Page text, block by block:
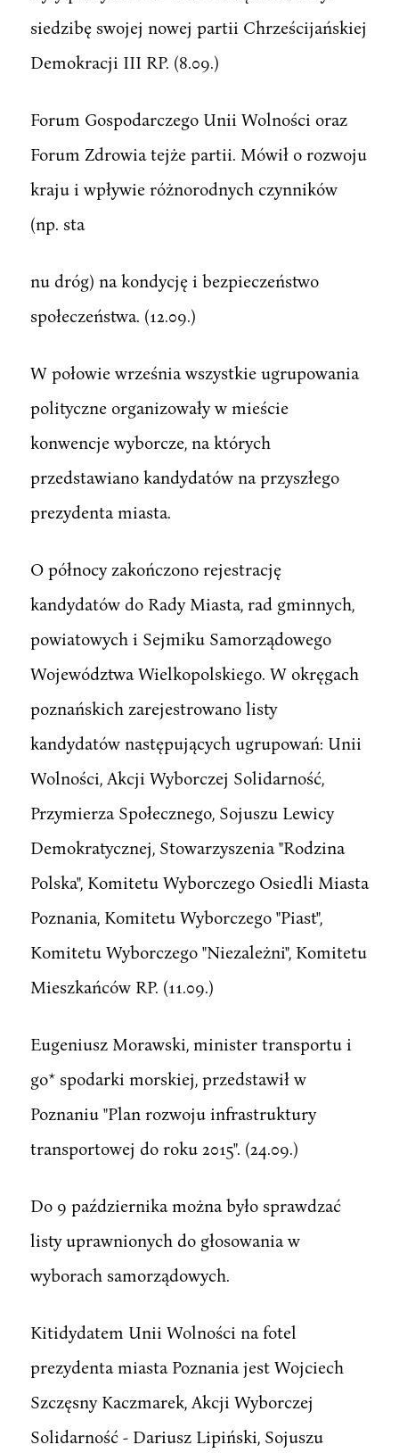
siedzibę swojej nowej partii Chrześcijańskiej
Demokracji III RP. (8.09.)
Forum Gospodarczego Unii Wolności oraz
Forum Zdrowia tejże partii. Mówił o rozwoju
kraju i wpływie różnorodnych czynników
(np. sta
nu dróg) na kondycję i bezpieczeństwo
społeczeństwa. (12.09.)
W połowie września wszystkie ugrupowania
polityczne organizowały w mieście
konwencje wyborcze, na których
przedstawiano kandydatów na przyszłego
prezydenta miasta.
O północy zakończono rejestrację
kandydatów do Rady Miasta, rad gminnych,
powiatowych i Sejmiku Samorządowego
Województwa Wielkopolskiego. W okręgach
poznańskich zarejestrowano listy
kandydatów następujących ugrupowań: Unii
Wolności, Akcji Wyborczej Solidarność,
Przymierza Społecznego, Sojuszu Lewicy
Demokratycznej, Stowarzyszenia "Rodzina
Polska", Komitetu Wyborczego Osiedli Miasta
Poznania, Komitetu Wyborczego "Piast",
Komitetu Wyborczego "Niezależni", Komitetu
Mieszkańców RP. (11.09.)
Eugeniusz Morawski, minister transportu i
go* spodarki morskiej, przedstawił w
Poznaniu "Plan rozwoju infrastruktury
transportowej do roku 2015". (24.09.)
Do 9 października można było sprawdzać
listy uprawnionych do głosowania w
wyborach samorządowych.
Kitidydatem Unii Wolności na fotel
prezydenta miasta Poznania jest Wojciech
Szczęsny Kaczmarek, Akcji Wyborczej
Solidarność - Dariusz Lipiński, Sojuszu